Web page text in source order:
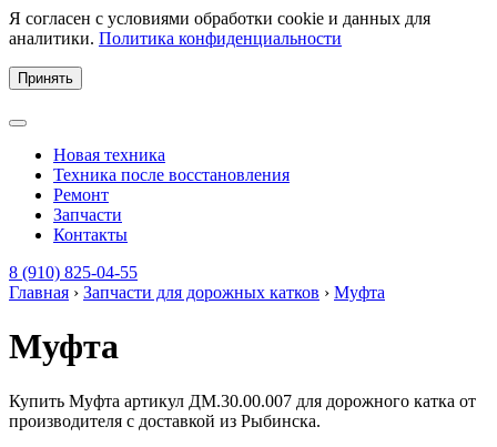
Я согласен с условиями обработки cookie и данных для
аналитики. Политика конфиденциальности
Принять
Новая техника
Техника после восстановления
Ремонт
Запчасти
Контакты
8 (910) 825-04-55
Главная › Запчасти для дорожных катков › Муфта
Муфта
Купить Муфта артикул ДМ.30.00.007 для дорожного катка от
производителя с доставкой из Рыбинска.